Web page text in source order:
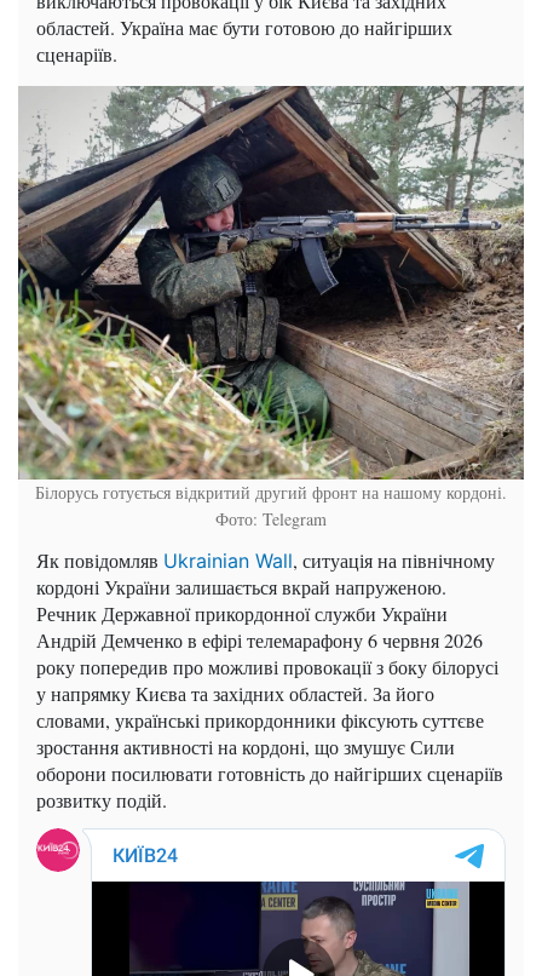
областей. Україна має бути готовою до найгірших
сценаріїв.
Білорусь готується відкритий другий фронт на нашому кордоні.
Фото: Telegram
Як повідомляв Ukrainian Wall, ситуація на північному
кордоні України залишається вкрай напруженою.
Речник Державної прикордонної служби України
Андрій Демченко в ефірі телемарафону 6 червня 2026
року попередив про можливі провокації з боку білорусі
у напрямку Києва та західних областей. За його
словами, українські прикордонники фіксують суттєве
зростання активності на кордоні, що змушує Сили
оборони посилювати готовність до найгірших сценаріїв
розвитку подій.